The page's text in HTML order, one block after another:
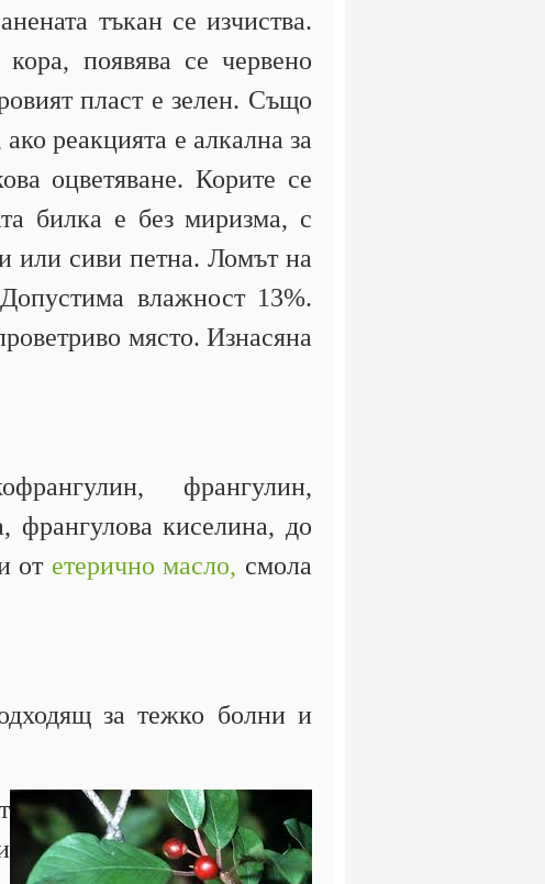
тъкан се изчиства.
появява се червено
пласт е зелен. Също
реакцията е алкална за
оцветяване. Корите се
билка е без миризма, с
или сиви петна. Ломът на
влажност 13%.
място. Изнасяна
франгулин,
франгулова киселина, до
от етерично масло, смола
за тежко болни и